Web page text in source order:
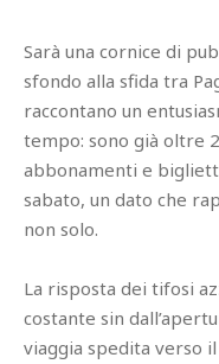
Sarà una cornice di
sfondo alla sfida tra
raccontano un
tempo: sono già oltre
abbonamenti e
sabato, un dato che
non solo.
La risposta dei tifosi
costante sin
viaggia spedita verso